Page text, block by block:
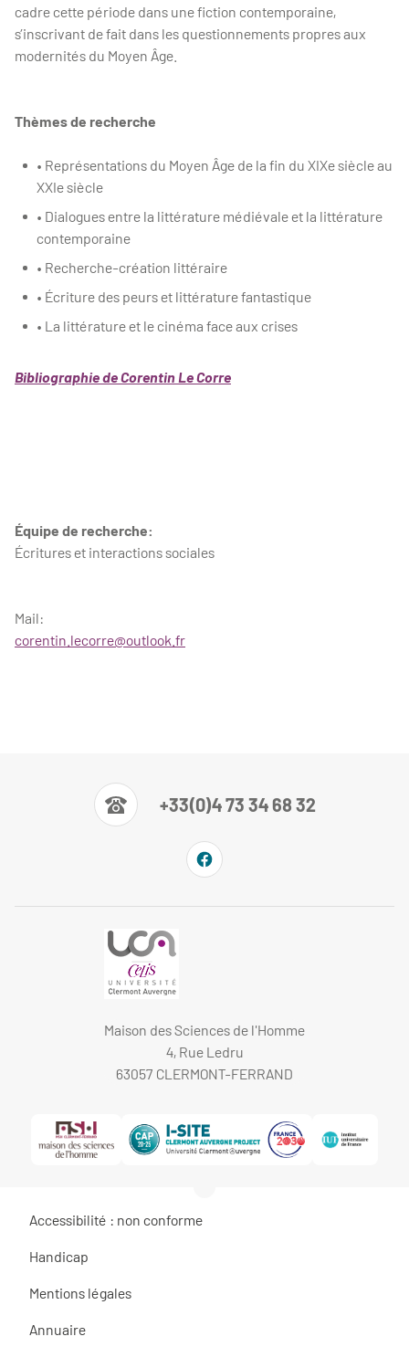
cadre cette période dans une fiction contemporaine,
s’inscrivant de fait dans les questionnements propres aux
modernités du Moyen Âge.
Thèmes de recherche
• Représentations du Moyen Âge de la fin du XIXe siècle au
XXIe siècle
• Dialogues entre la littérature médiévale et la littérature
contemporaine
• Recherche-création littéraire
• Écriture des peurs et littérature fantastique
• La littérature et le cinéma face aux crises
Bibliographie de Corentin Le Corre
Équipe de recherche:
Écritures et interactions sociales
Mail:
corentin.lecorre@outlook.fr
+33(0)4 73 34 68 32
Maison des Sciences de l'Homme
4, Rue Ledru
63057 CLERMONT-FERRAND
Accessibilité : non conforme
Handicap
Mentions légales
Annuaire